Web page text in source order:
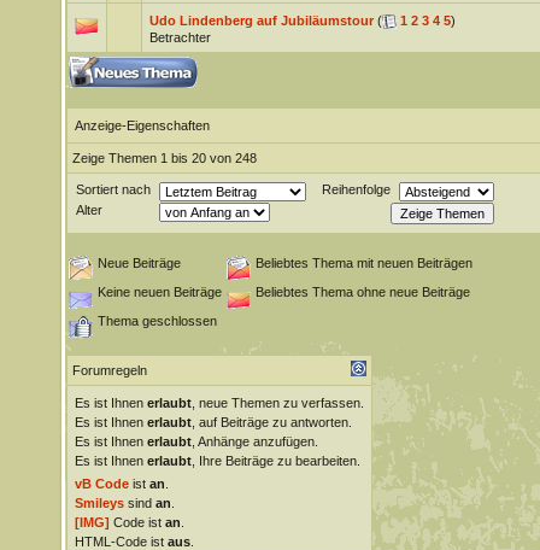
Udo Lindenberg auf Jubiläumstour ( 1 2 3 4 5)
Betrachter
Anzeige-Eigenschaften
Zeige Themen 1 bis 20 von 248
Sortiert nach
Reihenfolge
Alter
Neue Beiträge
Beliebtes Thema mit neuen Beiträgen
Keine neuen Beiträge
Beliebtes Thema ohne neue Beiträge
Thema geschlossen
Forumregeln
Es ist Ihnen erlaubt, neue Themen zu verfassen.
Es ist Ihnen erlaubt, auf Beiträge zu antworten.
Es ist Ihnen erlaubt, Anhänge anzufügen.
Es ist Ihnen erlaubt, Ihre Beiträge zu bearbeiten.
vB Codeist an
Smileyssind an
[IMG] Code ist an
HTML-Code ist aus.